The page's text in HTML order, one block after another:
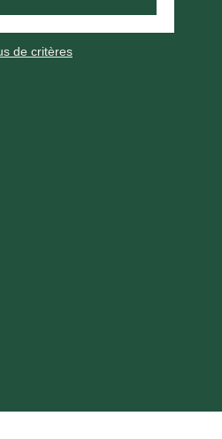
de critères